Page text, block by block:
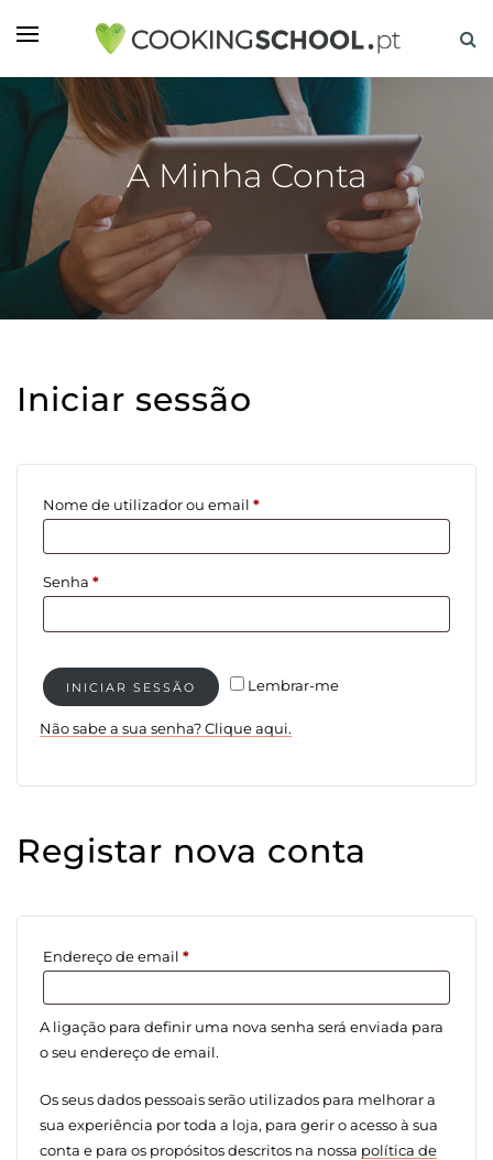
A Minha Conta
Iniciar sessão
Nome de utilizador ou email *Obrigatório
Senha *Obrigatório
Lembrar-me
INICIAR SESSÃO
Não sabe a sua senha? Clique aqui.
Registar nova conta
Endereço de email *Obrigatório
A ligação para definir uma nova senha será enviada para
o seu endereço de email.
Os seus dados pessoais serão utilizados para melhorar a
sua experiência por toda a loja, para gerir o acesso à sua
conta e para os propósitos descritos na nossa política de